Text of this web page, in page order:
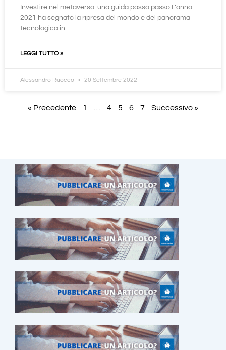
Investire nel metaverso: una guida passo passo L’anno
2021 ha segnato la ripresa del mondo e del panorama
tecnologico in
LEGGI TUTTO »
Alessandro Ruocco 20 Settembre 2022
« Precedente 1 4 5 6 7 Successivo »